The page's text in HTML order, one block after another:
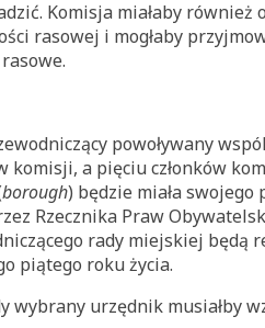
Komisja miałaby
rasowej i mogłaby
powoływany
komisji, a pięciu członków
borough) będzie miała swojego
Rzecznika Praw
rady miejskiej
piątego roku życia.
wybrany urzędnik musiałby